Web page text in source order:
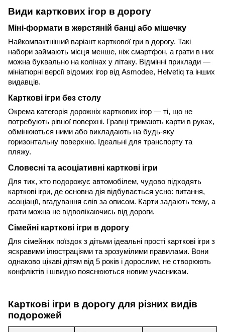
Види карткових ігор в дорогу
Міні-формати в жерстяній банці або мішечку
Найкомпактніший варіант карткової гри в дорогу. Такі
набори займають місця менше, ніж смартфон, а грати в них
можна буквально на колінах у літаку. Відмінні приклади —
мініатюрні версії відомих ігор від Asmodee, Helvetiq та інших
видавців.
Карткові ігри без столу
Окрема категорія дорожніх карткових ігор — ті, що не
потребують рівної поверхні. Гравці тримають карти в руках,
обмінюються ними або викладають на будь-яку
горизонтальну поверхню. Ідеальні для транспорту та
пляжу.
Словесні та асоціативні карткові ігри
Для тих, хто подорожує автомобілем, чудово підходять
карткові ігри, де основна дія відбувається усно: питання,
асоціації, вгадування слів за описом. Карти задають тему, а
грати можна не відволікаючись від дороги.
Сімейні карткові ігри в дорогу
Для сімейних поїздок з дітьми ідеальні прості карткові ігри з
яскравими ілюстраціями та зрозумілими правилами. Вони
однаково цікаві дітям від 5 років і дорослим, не створюють
конфліктів і швидко пояснюються новим учасникам.
Карткові ігри в дорогу для різних видів
подорожей